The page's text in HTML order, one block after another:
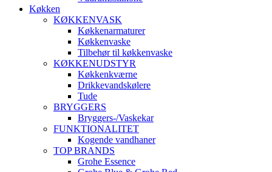
Køkken
KØKKENVASK
Køkkenarmaturer
Køkkenvaske
Tilbehør til køkkenvaske
KØKKENUDSTYR
Køkkenkværne
Drikkevandskølere
Tude
BRYGGERS
Bryggers-/Vaskekar
FUNKTIONALITET
Kogende vandhaner
TOP BRANDS
Grohe Essence